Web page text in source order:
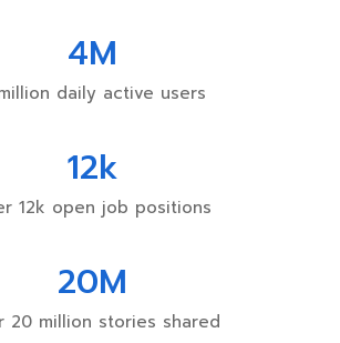
daily active users
4M
12k open job positions
12k
20 million stories shared
20M